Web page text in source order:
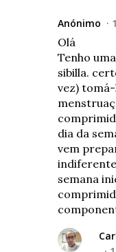
Anónimo
Olá
Tenho
sibilla.
vez)
dia da
vem
semana